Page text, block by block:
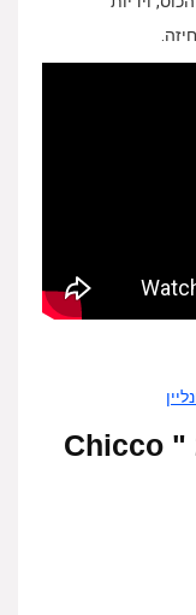
איפה לקנות 360 + 200 " Chicco